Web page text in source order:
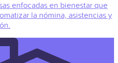
enfocadas en bienestar que
la nómina, asistencias y